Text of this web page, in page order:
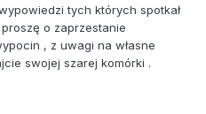
tych których spotkał
o zaprzestanie
, z uwagi na własne
swojej szarej komórki .